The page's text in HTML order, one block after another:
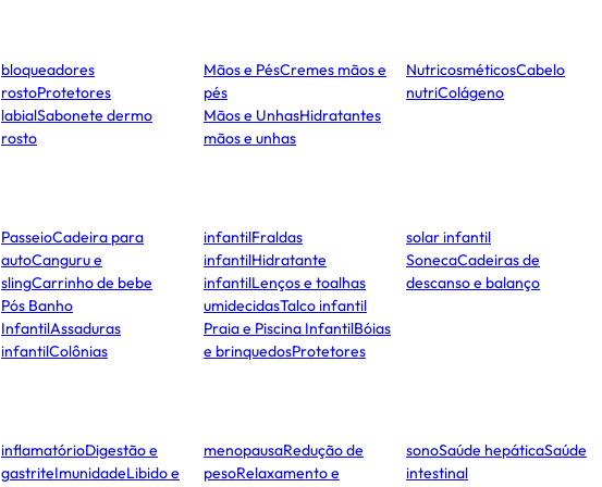
bloqueadores
rostoProtetores
labialSabonete dermo
rosto
Mãos e PésCremes mãos e
pés
Mãos e UnhasHidratantes
mãos e unhas
NutricosméticosCabelo
nutriColágeno
PasseioCadeira para
autoCanguru e
slingCarrinho de bebe
Pós Banho
InfantilAssaduras
infantilColônias
infantilFraldas
infantilHidratante
infantilLenços e toalhas
umidecidasTalco infantil
Praia e Piscina InfantilBóias
e brinquedosProtetores
solar infantil
SonecaCadeiras de
descanso e balanço
inflamatórioDigestão e
gastriteImunidadeLibido e
menopausaRedução de
pesoRelaxamento e
sonoSaúde hepáticaSaúde
intestinal